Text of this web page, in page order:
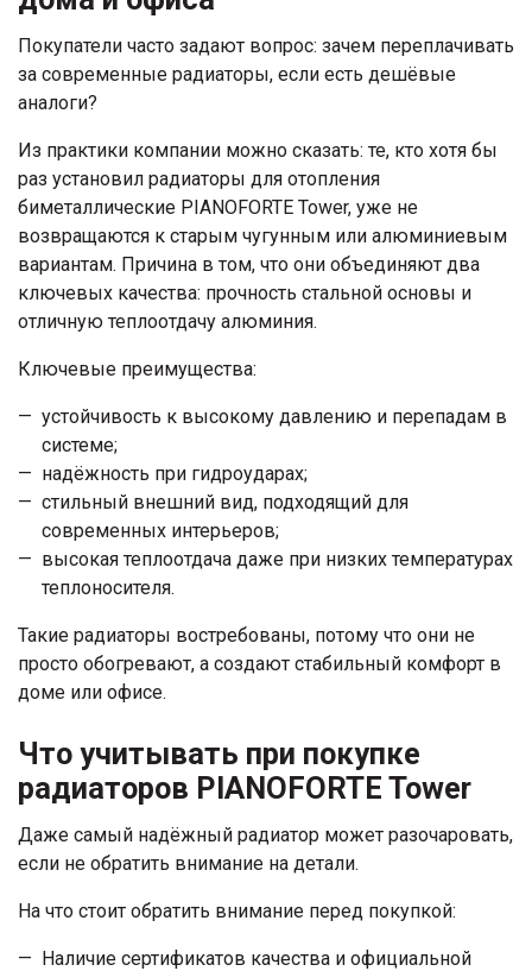
Покупатели часто задают вопрос: зачем переплачивать
за современные радиаторы, если есть дешёвые
аналоги?
Из практики компании можно сказать: те, кто хотя бы
раз установил радиаторы для отопления
биметаллические PIANOFORTE Tower, уже не
возвращаются к старым чугунным или алюминиевым
вариантам. Причина в том, что они объединяют два
ключевых качества: прочность стальной основы и
отличную теплоотдачу алюминия.
Ключевые преимущества:
устойчивость к высокому давлению и перепадам в
системе;
надёжность при гидроударах;
стильный внешний вид, подходящий для
современных интерьеров;
высокая теплоотдача даже при низких температурах
теплоносителя.
Такие радиаторы востребованы, потому что они не
просто обогревают, а создают стабильный комфорт в
доме или офисе.
Что учитывать при покупке
радиаторов PIANOFORTE Tower
Даже самый надёжный радиатор может разочаровать,
если не обратить внимание на детали.
На что стоит обратить внимание перед покупкой:
Наличие сертификатов качества и официальной